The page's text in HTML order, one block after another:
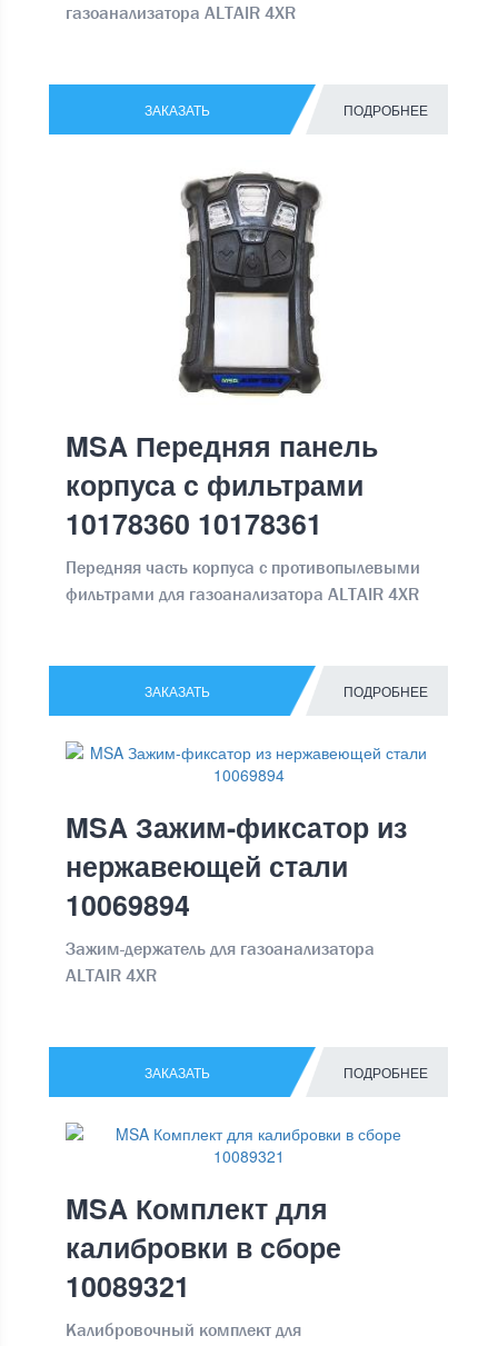
газоанализатора ALTAIR 4XR
ЗАКАЗАТЬ ПОДРОБНЕЕ
MSA Передняя панель
корпуса с фильтрами
10178360 10178361
Передняя часть корпуса с противопылевыми
фильтрами для газоанализатора ALTAIR 4XR
ЗАКАЗАТЬ ПОДРОБНЕЕ
MSA Зажим-фиксатор из
нержавеющей стали
10069894
Зажим-держатель для газоанализатора
ALTAIR 4XR
ЗАКАЗАТЬ ПОДРОБНЕЕ
MSA Комплект для
калибровки в сборе
10089321
Калибровочный комплект для